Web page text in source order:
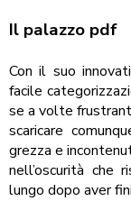
Il palazzo pdf
Con il suo
facile
se a volte
scaricare
grezza e
nell’oscurità che
lungo dopo aver